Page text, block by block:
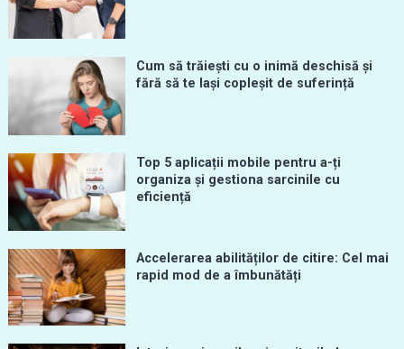
Cum să trăiești cu o inimă deschisă și
fără să te lași copleșit de suferință
Top 5 aplicații mobile pentru a-ți
organiza și gestiona sarcinile cu
eficiență
Accelerarea abilităților de citire: Cel mai
rapid mod de a îmbunătăți